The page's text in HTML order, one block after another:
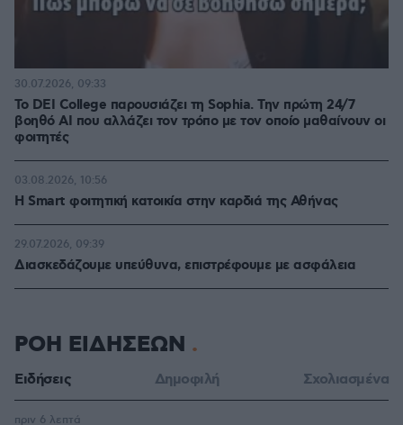
Το DEI College παρουσιάζει τη Sophia. Την πρώτη 24/7
βοηθό AI που αλλάζει τον τρόπο με τον οποίο μαθαίνουν οι
φοιτητές
30.07.2026, 09:33
Η Smart φοιτητική κατοικία στην καρδιά της Αθήνας
03.08.2026, 10:56
Διασκεδάζουμε υπεύθυνα, επιστρέφουμε με ασφάλεια
29.07.2026, 09:39
ΡΟΗ ΕΙΔΗΣΕΩΝ
Ειδήσεις Δημοφιλή Σχολιασμένα
πριν 6 λεπτά